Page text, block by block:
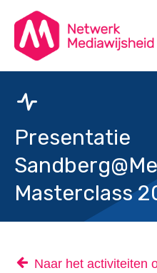
Presentatie
Masterclass
Naar het activiteiten